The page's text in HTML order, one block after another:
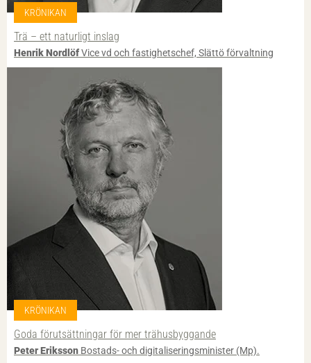
KRÖNIKAN
Trä – ett naturligt inslag
Henrik NordlöfVice vd och fastighetschef, Slättö förvaltning
KRÖNIKAN
Goda förutsättningar för mer trähusbyggande
Peter Eriksson Bostads- och digitaliseringsminister (Mp).